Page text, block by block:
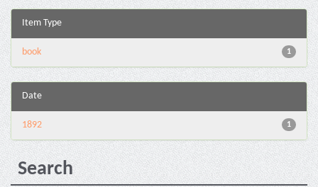
Item Type
1
book
Date
1
1892
Search